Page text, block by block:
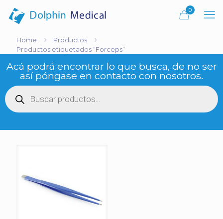
0
Home
Productos
Productos etiquetados “Forceps”
Acá podrá encontrar lo que busca, de no ser
así póngase en contacto con nosotros.
Búsqueda
de
productos